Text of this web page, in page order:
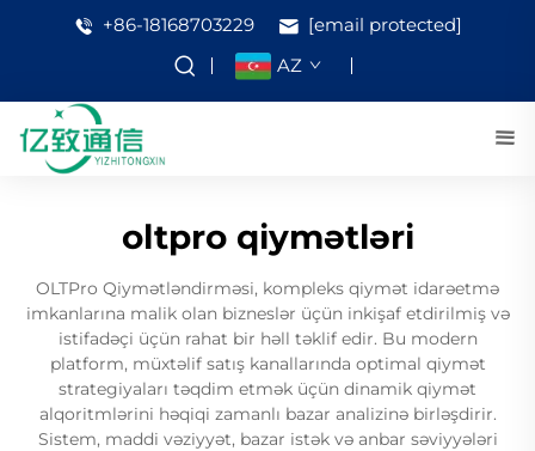
+86-18168703229
[email protected]
AZ
oltpro qiymətləri
OLTPro Qiymətləndirməsi, kompleks qiymət idarəetmə
imkanlarına malik olan bizneslər üçün inkişaf etdirilmiş və
istifadəçi üçün rahat bir həll təklif edir. Bu modern
platform, müxtəlif satış kanallarında optimal qiymət
strategiyaları təqdim etmək üçün dinamik qiymət
alqoritmlərini həqiqi zamanlı bazar analizinə birləşdirir.
Sistem, maddi vəziyyət, bazar istək və anbar səviyyələri